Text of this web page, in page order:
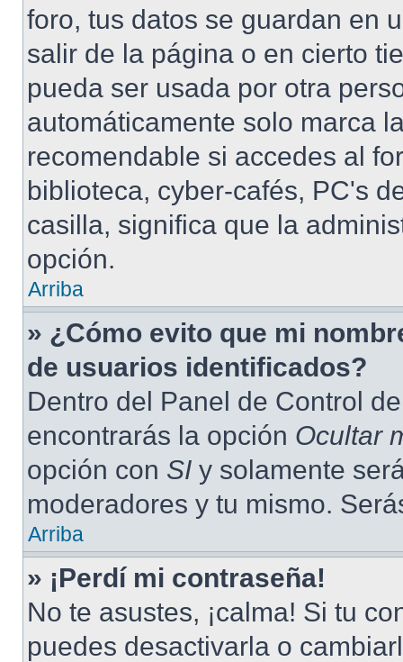
foro, tus datos se guardan en
salir de la página o en cierto
pueda ser usada por otra
automáticamente solo marca
recomendable si accedes al
biblioteca, cyber-cafés, PC's
casilla, significa que la
opción.
Arriba
» ¿Cómo evito que mi
de usuarios identificados?
Dentro del Panel de Control
encontrarás la opción Ocultar
opción con SI y solamente
moderadores y tu mismo.
Arriba
» ¡Perdí mi contraseña!
No te asustes, ¡calma! Si tu
puedes desactivarla o